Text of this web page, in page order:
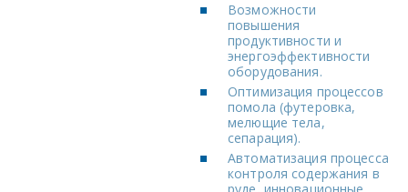
Возможности
повышения
продуктивности и
энергоэффективности
оборудования.
Оптимизация процессов
помола (футеровка,
мелющие тела,
сепарация).
Автоматизация процесса
контроля содержания в